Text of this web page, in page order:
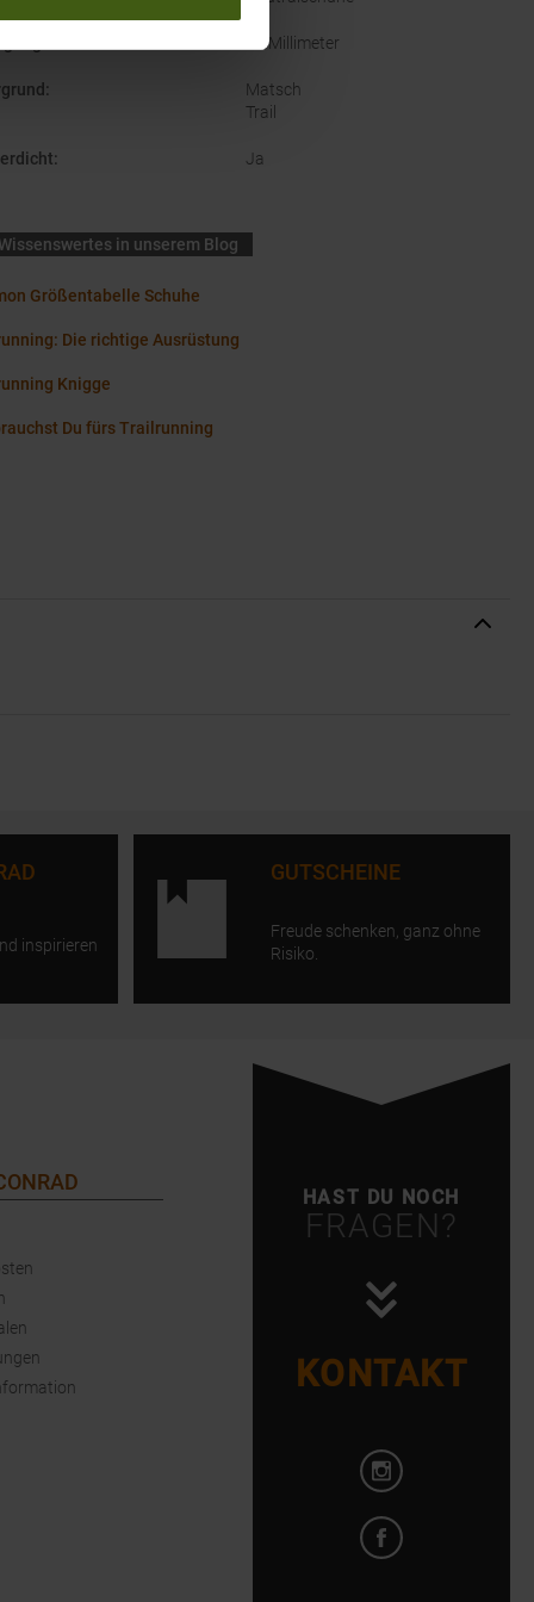
10 Millimeter
:
Matsch
Trail
: Ja
Wissenswertes in unserem Blog
Größentabelle Schuhe
Die richtige Ausrüstung
Knigge
Du fürs Trailrunning
inspirieren
GUTSCHEINE
Freude schenken, ganz ohne
Risiko.
HAST DU NOCH
FRAGEN?
KONTAKT